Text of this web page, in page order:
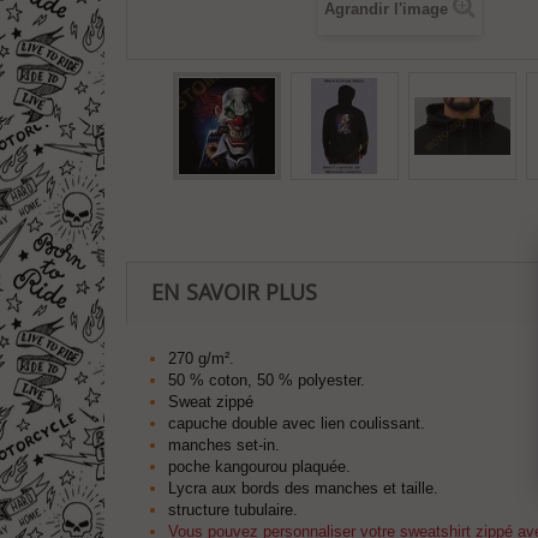
Agrandir l'image
EN SAVOIR PLUS
270 g/m².
50 % coton, 50 % polyester.
Sweat zippé
capuche double avec lien coulissant.
manches set-in.
poche kangourou plaquée.
Lycra aux bords des manches et taille.
structure tubulaire.
Vous pouvez personnaliser votre sweatshirt zippé